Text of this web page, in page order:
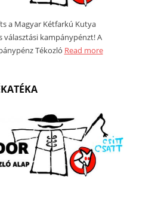
a Magyar Kétfarkú Kutya
választási kampánypénzt! A
Tékozló Read more